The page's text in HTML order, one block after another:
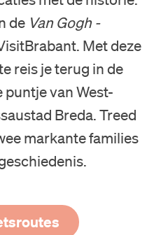
de Van Gogh -
Met deze
reis je terug in de
van West-
Breda. Treed
markante families